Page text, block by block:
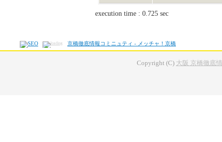
execution time : 0.725 sec
京橋徹底情報コミニュティ - メッチャ！京橋
Copyright (C) 大阪 京橋徹底